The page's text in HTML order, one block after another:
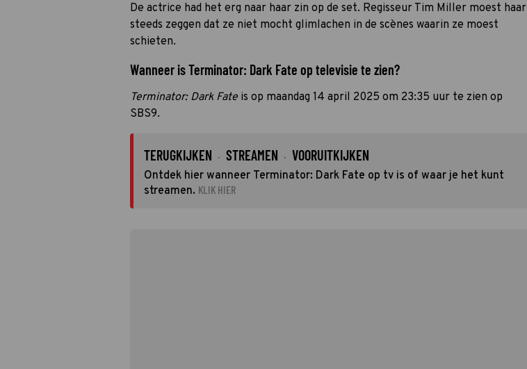
De actrice had het erg naar haar zin op de set. Regisseur Tim Miller moest haar
steeds zeggen dat ze niet mocht glimlachen in de scènes waarin ze moest
schieten.
Wanneer is Terminator: Dark Fate op televisie te zien?
Terminator: Dark Fate is op maandag 14 april 2025 om 23:35 uur te zien op
SBS9.
TERUGKIJKEN · STREAMEN · VOORUITKIJKEN
Ontdek hier wanneer Terminator: Dark Fate op tv is of waar je het kunt
streamen. KLIK HIER